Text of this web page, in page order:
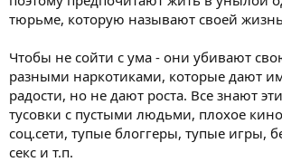
тюрьме, которую называют своей
Чтобы не сойти с ума - они убивают
разными наркотиками, которые дают
радости, но не дают роста. Все знают
тусовки с пустыми людьми, плохое
соц.сети, тупые блоггеры, тупые игры,
секс и т.п.